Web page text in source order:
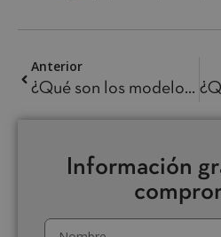
Anterior
¿Qué son los modelos de la inteligencia emocional y cuáles hay?
Información